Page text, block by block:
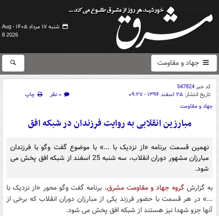
شنبه ۱۷ مرداد ۱۴۰۵ -
Aug
8 2026
جهاد و مقاومت
کد خبر547824
تاریخ انتشار: ۲۵ اسفند ۱۳۹۴ - ۰۹:۲۷ ۰ نظر
چاپ
جهاد و مقاومت
مبارزین انقلابی به روایت فرزندان در شبکه افق
نهمین قسمت برنامه «از نزدیک با ...» با موضوع گفت وگو با فرزندان
مبارزان مشهور دوران انقلاب، سه شنبه 25 اسفند از شبکه افق پخش می
شود.
به گزارش گروه جهاد و مقاومت مشرق، برنامه گفت وگو محور «از نزدیک با
...» در هر قسمت با حضور فرزند یکی از مبارزان دوران انقلاب که برخی از
آنها جزو شهدا نیز هستند از شبکه افق پخش می شود.